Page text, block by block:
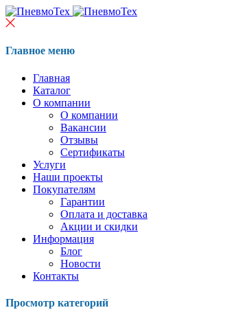
Главное меню
Главная
Каталог
О компании
О компании
Вакансии
Отзывы
Сертификаты
Услуги
Наши проекты
Покупателям
Гарантии
Оплата и доставка
Акции и скидки
Информация
Блог
Новости
Контакты
Просмотр категорий